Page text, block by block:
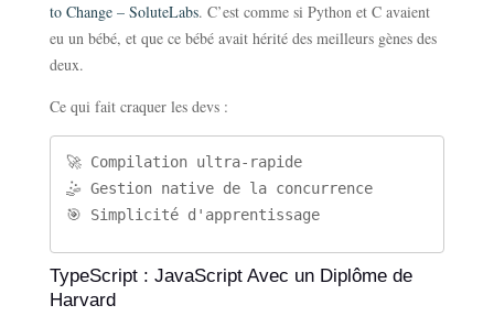
to Change – SoluteLabs. C’est comme si Python et C avaient
eu un bébé, et que ce bébé avait hérité des meilleurs gènes des
deux.
Ce qui fait craquer les devs :
🚀 Compilation ultra-rapide
🤹 Gestion native de la concurrence
🎯 Simplicité d'apprentissage
TypeScript : JavaScript Avec un Diplôme de
Harvard